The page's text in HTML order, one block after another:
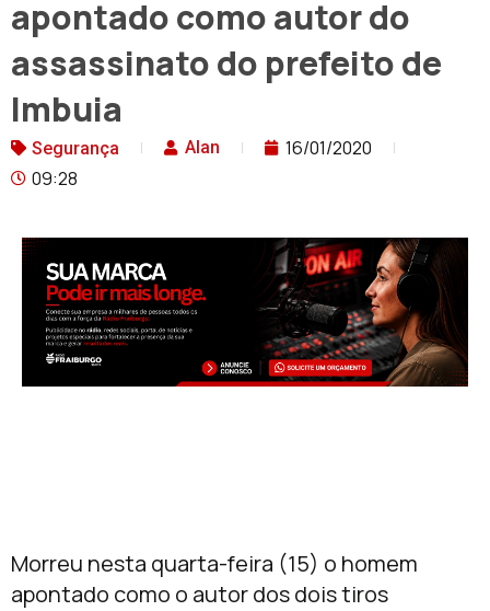
apontado como autor do
assassinato do prefeito de
Imbuia
Segurança Alan
16/01/2020
09:28
Morreu nesta quarta-feira (15) o homem
apontado como o autor dos dois tiros